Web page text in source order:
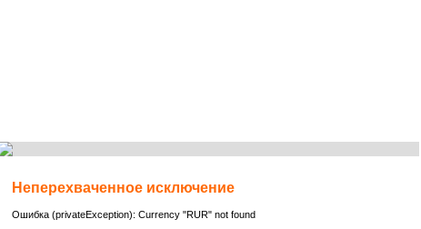
Неперехваченное исключение
Ошибка (privateException): Currency "RUR" not found